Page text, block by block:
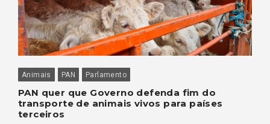
Animais PAN Parlamento
PAN quer que Governo defenda fim do
transporte de animais vivos para países
terceiros